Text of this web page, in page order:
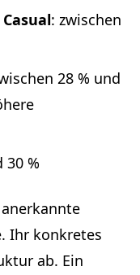
: zwischen
28 % und
30 %
Ihr konkretes
ab. Ein